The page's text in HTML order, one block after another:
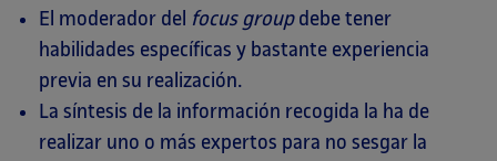
El moderador del focus groupdebe tener
habilidades específicas y bastante experiencia
previa en su realización.
La síntesis de la información recogida la ha de
realizar uno o más expertos para no sesgar la